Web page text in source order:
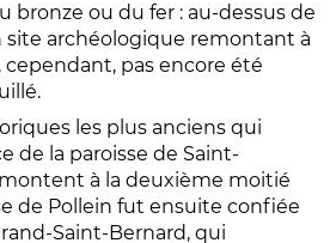
bronze ou du fer : au-dessus de
site archéologique remontant à
cependant, pas encore été
les plus anciens qui
de la paroisse de Saint-
à la deuxième moitié
de Pollein fut ensuite confiée
Saint-Bernard, qui